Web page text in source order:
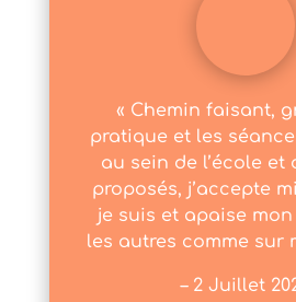
« Chemin faisant,
pratique et les
au sein de l’école et
proposés, j’accepte
je suis et apaise
les autres comme sur
– 2 Juillet